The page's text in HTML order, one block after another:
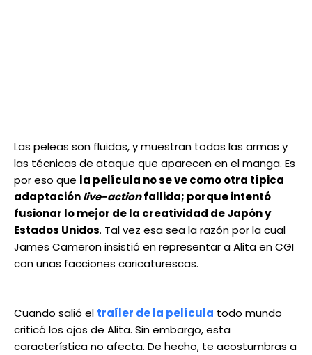
Las peleas son fluidas, y muestran todas las armas y
las técnicas de ataque que aparecen en el manga. Es
por eso que la película no se ve como otra típica
adaptaciónlive-actionfallida; porque intentó
fusionar lo mejor de la creatividad de Japón y
Estados Unidos. Tal vez esa sea la razón por la cual
James Cameron insistió en representar a Alita en CGI
con unas facciones caricaturescas.
Cuando salió el traíler de la película todo mundo
criticó los ojos de Alita. Sin embargo, esta
característica no afecta. De hecho, te acostumbras a